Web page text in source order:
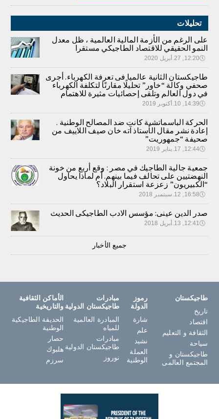
تحليلات
على الرغم من الأزمة المالية العالمية ، ظل معدل
النمو الحقيقي للاقتصاد الطاجيكي مستقرا
🕔12:20, 27.أبريل 2020
طاجيكستان الثانية عالميا فى تعرفة الكهرباء. أجرى
صحفي وكالة “خاور” تحليلًا مقارنًا لتكلفة الكهرباء
في دول العالم وتلقى إحصائيات مثيرة للاهتمام
🕔14:39, 10.أكتوبر 2019
الحركة الباسماتشية كانت ضد المصالح الوطنية .
إعادة نشر مقال الأستاذ آته خان صيف اللاييف من
صحيفة “جمهوريت”
🕔12:44, 17.يناير 2019
جمعية جالية الطاجيك في مصر : وقع أربع من خونة
النهضتيين على تحالف فيما بينهم. أم لماذا يحاول
“الكبيريون” زعزعة استقرار البلاد؟
🕔16:58, 12.سبتمبر 2018
صدر الدين عينى: مؤسس الادب الطاجيكى الحديث
🕔12:41, 13.أبريل 2018
جميع الأخبار
طاجيكستان
تاريخ
اقتصاد
الثقافة و التعليم
سياحة
طاجيكستان و
المجتمع العالمى
رموز
الدولة
شارة
علم
نشيد
العملة
الوطنية
مبادرات
طاجيكستان الدولية
المبادرة العالمية
للمياه
مبادرات
طاجيكستان الدولية
نوروز
الأماكن الثقافية
والتاريخية
الحديقة الطاجيكية
الوطنية
حصار
هلبوك
سرزم